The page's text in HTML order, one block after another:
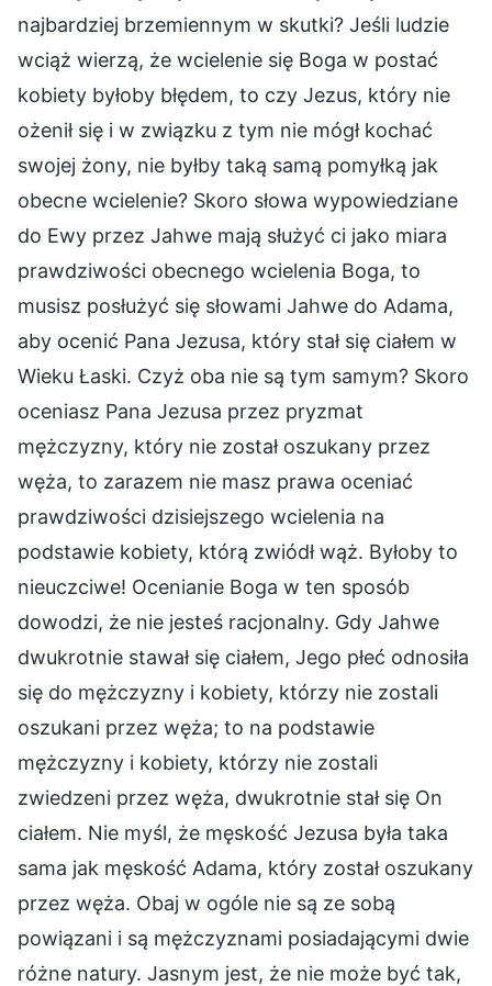
najbardziej brzemiennym w skutki? Jeśli ludzie
wciąż wierzą, że wcielenie się Boga w postać
kobiety byłoby błędem, to czy Jezus, który nie
ożenił się i w związku z tym nie mógł kochać
swojej żony, nie byłby taką samą pomyłką jak
obecne wcielenie? Skoro słowa wypowiedziane
do Ewy przez Jahwe mają służyć ci jako miara
prawdziwości obecnego wcielenia Boga, to
musisz posłużyć się słowami Jahwe do Adama,
aby ocenić Pana Jezusa, który stał się ciałem w
Wieku Łaski. Czyż oba nie są tym samym? Skoro
oceniasz Pana Jezusa przez pryzmat
mężczyzny, który nie został oszukany przez
węża, to zarazem nie masz prawa oceniać
prawdziwości dzisiejszego wcielenia na
podstawie kobiety, którą zwiódł wąż. Byłoby to
nieuczciwe! Ocenianie Boga w ten sposób
dowodzi, że nie jesteś racjonalny. Gdy Jahwe
dwukrotnie stawał się ciałem, Jego płeć odnosiła
się do mężczyzny i kobiety, którzy nie zostali
oszukani przez węża; to na podstawie
mężczyzny i kobiety, którzy nie zostali
zwiedzeni przez węża, dwukrotnie stał się On
ciałem. Nie myśl, że męskość Jezusa była taka
sama jak męskość Adama, który został oszukany
przez węża. Obaj w ogóle nie są ze sobą
powiązani i są mężczyznami posiadającymi dwie
różne natury. Jasnym jest, że nie może być tak,